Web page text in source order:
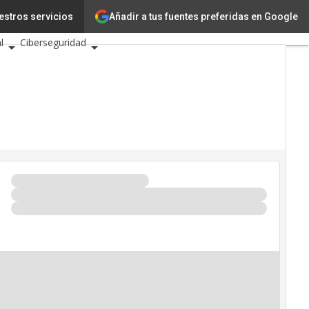
Añadir a tus fuentes preferidas en Google
servicios
Ciencia
Ciberseguridad